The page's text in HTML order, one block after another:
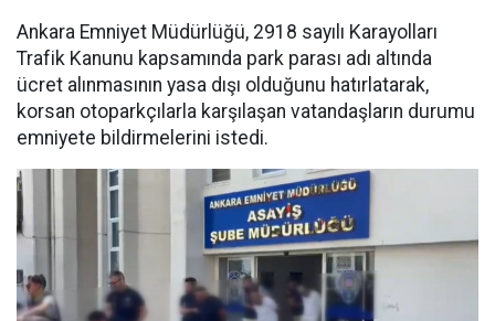
Ankara Emniyet Müdürlüğü, 2918 sayılı Karayolları
Trafik Kanunu kapsamında park parası adı altında
ücret alınmasının yasa dışı olduğunu hatırlatarak,
korsan otoparkçılarla karşılaşan vatandaşların durumu
emniyete bildirmelerini istedi.